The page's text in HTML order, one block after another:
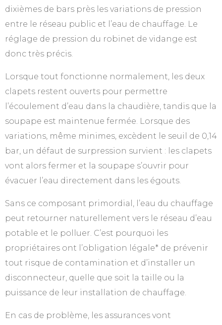
dixièmes de bars près les variations de pression
entre le réseau public et l’eau de chauffage. Le
réglage de pression du robinet de vidange est
donc très précis.
Lorsque tout fonctionne normalement, les deux
clapets restent ouverts pour permettre
l’écoulement d’eau dans la chaudière, tandis que la
soupape est maintenue fermée. Lorsque des
variations, même minimes, excèdent le seuil de 0,14
bar, un défaut de surpression survient : les clapets
vont alors fermer et la soupape s’ouvrir pour
évacuer l’eau directement dans les égouts.
Sans ce composant primordial, l’eau du chauffage
peut retourner naturellement vers le réseau d’eau
potable et le polluer. C’est pourquoi les
propriétaires ont l’obligation légale* de prévenir
tout risque de contamination et d’installer un
disconnecteur, quelle que soit la taille ou la
puissance de leur installation de chauffage.
En cas de problème, les assurances vont